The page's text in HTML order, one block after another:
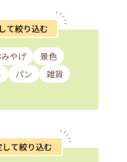
て絞り込む
みやげ
景色
パン
雑貨
て絞り込む